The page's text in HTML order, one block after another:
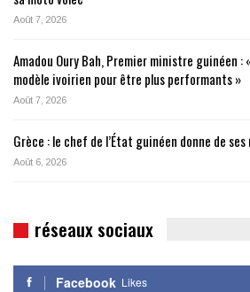
Août 7, 2026
Amadou Oury Bah, Premier ministre guinéen :
modèle ivoirien pour être plus performants »
Août 7, 2026
Grèce : le chef de l’État guinéen donne de ses
Août 6, 2026
réseaux sociaux
Facebook Likes